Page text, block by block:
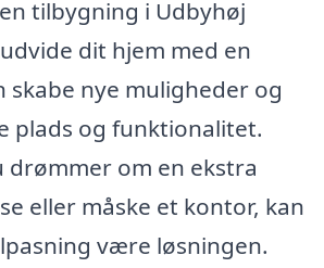
tilbygning i Udbyhøj
dit hjem med en
skabe nye muligheder og
plads og funktionalitet.
drømmer om en ekstra
eller måske et kontor, kan
være løsningen.